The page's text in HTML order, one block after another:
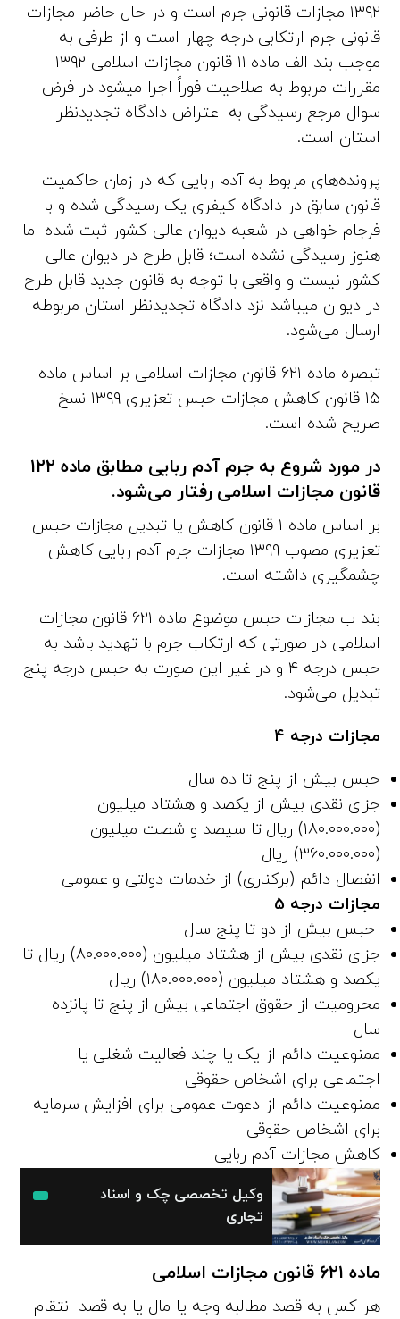
۱۳۹۲ مجازات قانونی جرم است و در حال حاضر مجازات
قانونی جرم ارتکابی درجه چهار است و از طرفی به
موجب بند الف ماده ۱۱ قانون مجازات اسلامی ۱۳۹۲
مقررات مربوط به صلاحیت فوراً اجرا میشود در فرض
سوال مرجع رسیدگی به اعتراض دادگاه تجدیدنظر
استان است.
پرونده‌های مربوط به آدم ربایی که در زمان حاکمیت
قانون سابق در دادگاه کیفری یک رسیدگی شده و با
فرجام خواهی در شعبه دیوان عالی کشور ثبت شده اما
هنوز رسیدگی نشده است؛ قابل طرح در دیوان عالی
کشور نیست و واقعی با توجه به قانون جدید قابل طرح
در دیوان میباشد نزد دادگاه تجدیدنظر استان مربوطه
ارسال می‌شود.
تبصره ماده ۶۲۱ قانون مجازات اسلامی بر اساس ماده
۱۵ قانون کاهش مجازات حبس تعزیری ۱۳۹۹ نسخ
صریح شده است.
در مورد شروع به جرم آدم ربایی مطابق ماده ۱۲۲
قانون مجازات اسلامی رفتار می‌شود.
بر اساس ماده ۱ قانون کاهش یا تبدیل مجازات حبس
تعزیری مصوب ۱۳۹۹ مجازات جرم آدم ربایی کاهش
چشمگیری داشته است.
بند ب مجازات حبس موضوع ماده ۶۲۱ قانون مجازات
اسلامی در صورتی که ارتکاب جرم با تهدید باشد به
حبس درجه ۴ و در غیر این صورت به حبس درجه پنج
تبدیل می‌شود.
مجازات درجه ۴
حبس بیش از پنج تا ده سال
جزای نقدی بیش از یکصد و هشتاد میلیون
(۱۸۰.۰۰۰.۰۰۰) ریال تا سیصد و شصت میلیون
(۳۶۰.۰۰۰.۰۰۰) ریال
انفصال دائم (برکناری) از خدمات دولتی و عمومی
مجازات درجه 5
حبس بیش از دو تا پنج سال
جزای نقدی بیش از هشتاد میلیون (۸۰.۰۰۰.۰۰۰) ریال تا
یکصد و هشتاد میلیون (۱۸۰.۰۰۰.۰۰۰) ریال
محرومیت از حقوق اجتماعی بیش از پنج تا پانزده
سال
ممنوعیت دائم از یک یا چند فعالیت شغلی یا
اجتماعی برای اشخاص حقوقی
ممنوعیت دائم از دعوت عمومی برای افزایش سرمایه
برای اشخاص حقوقی
کاهش مجازات آدم ربایی
وکیل تخصصی چک و اسناد
تجاری
ماده ۶۲۱ قانون مجازات اسلامی
هر کس به قصد مطالبه وجه یا مال یا به قصد انتقام